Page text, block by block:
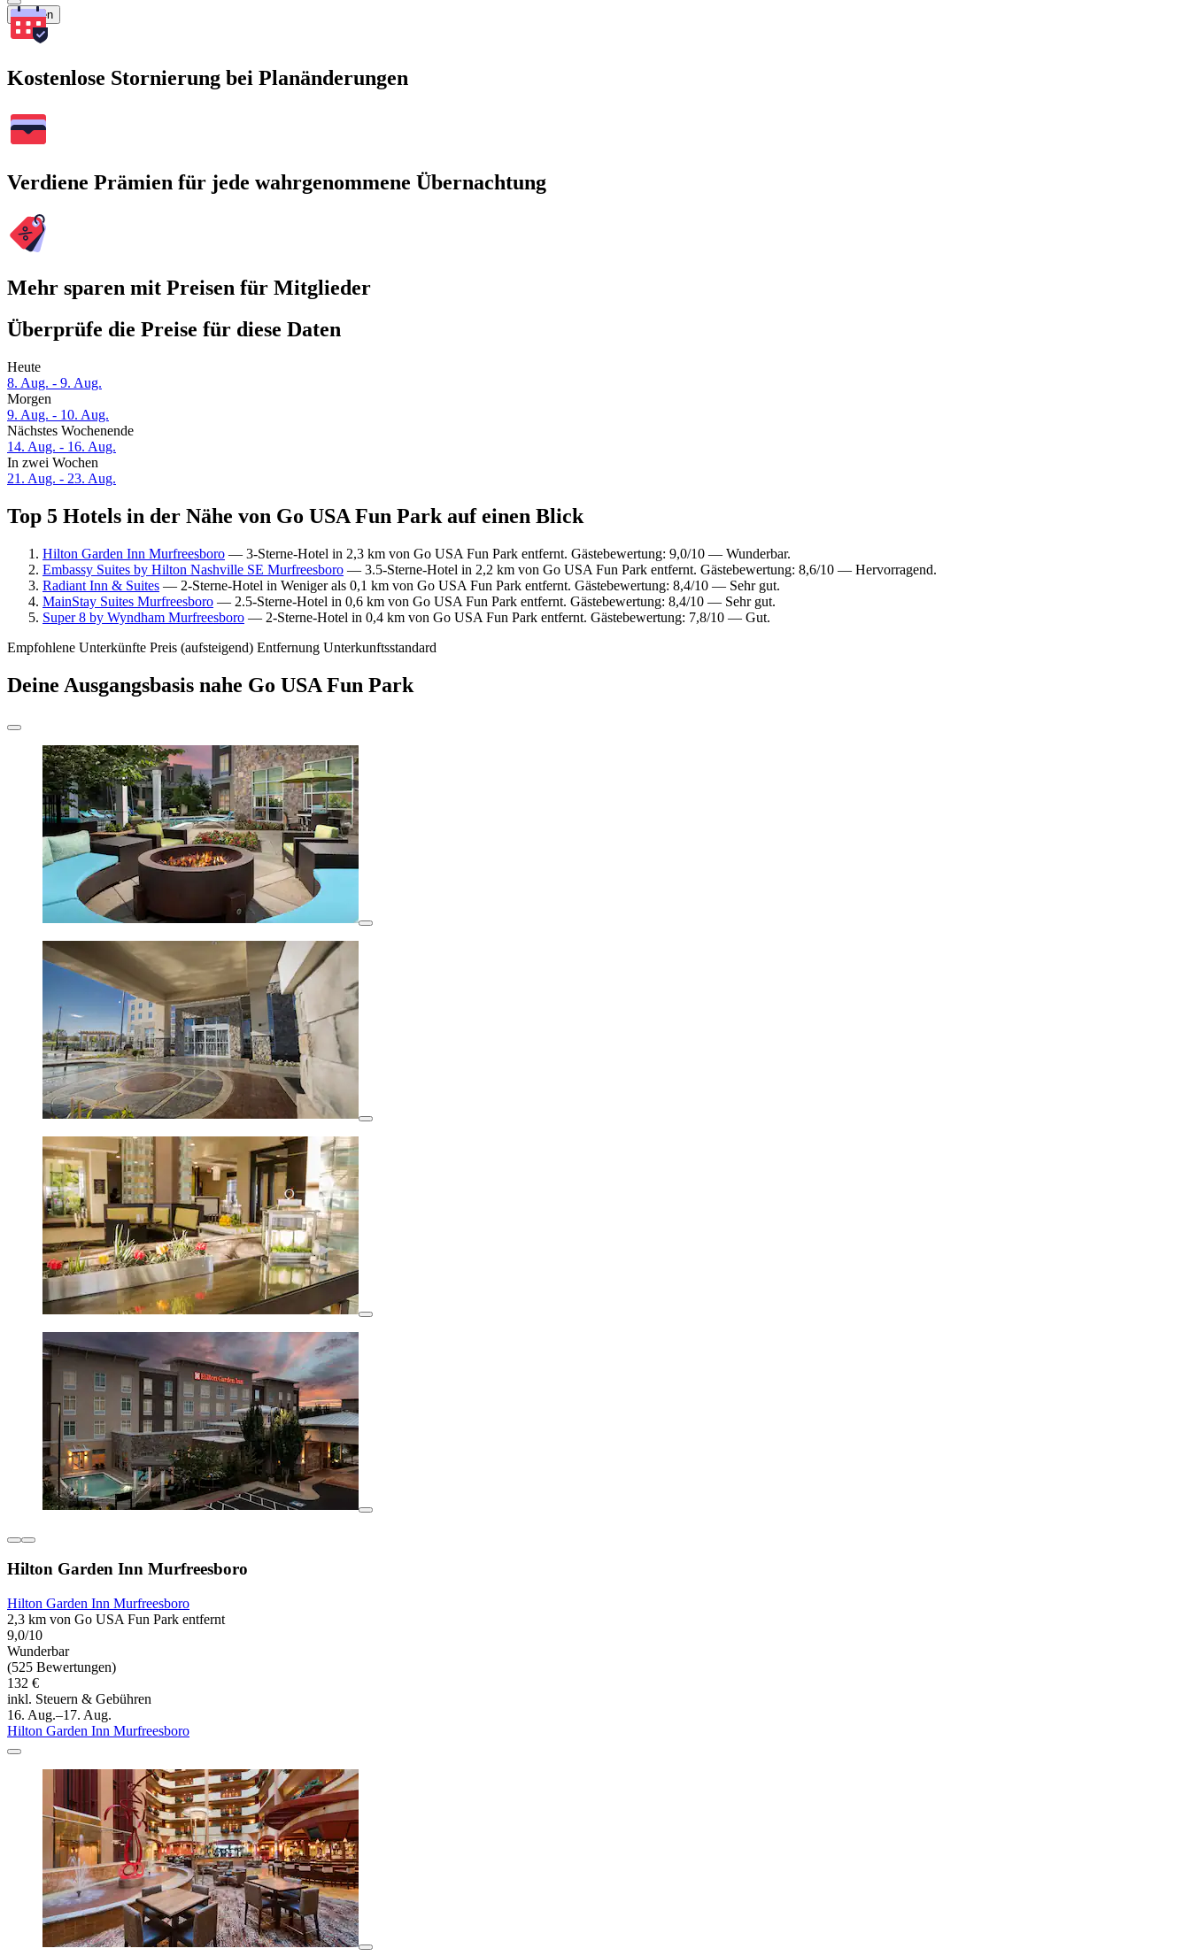
Suchen
Kostenlose Stornierung bei Planänderungen
Verdiene Prämien für jede wahrgenommene Übernachtung
Mehr sparen mit Preisen für Mitglieder
Überprüfe die Preise für diese Daten
Heute
8. Aug. - 9. Aug.
Morgen
9. Aug. - 10. Aug.
Nächstes Wochenende
14. Aug. - 16. Aug.
In zwei Wochen
21. Aug. - 23. Aug.
Top 5 Hotels in der Nähe von Go USA Fun Park auf einen Blick
Hilton Garden Inn Murfreesboro — 3-Sterne-Hotel in 2,3 km von Go USA Fun Park entfernt. Gästebewertung: 9,0/10 — Wunderbar.
Embassy Suites by Hilton Nashville SE Murfreesboro — 3.5-Sterne-Hotel in 2,2 km von Go USA Fun Park entfernt. Gästebewertung: 8,6/10 — Hervorragend.
Radiant Inn & Suites — 2-Sterne-Hotel in Weniger als 0,1 km von Go USA Fun Park entfernt. Gästebewertung: 8,4/10 — Sehr gut.
MainStay Suites Murfreesboro — 2.5-Sterne-Hotel in 0,6 km von Go USA Fun Park entfernt. Gästebewertung: 8,4/10 — Sehr gut.
Super 8 by Wyndham Murfreesboro — 2-Sterne-Hotel in 0,4 km von Go USA Fun Park entfernt. Gästebewertung: 7,8/10 — Gut.
Empfohlene Unterkünfte Preis (aufsteigend) Entfernung Unterkunftsstandard
Deine Ausgangsbasis nahe Go USA Fun Park
Hilton Garden Inn Murfreesboro
Hilton Garden Inn Murfreesboro
2,3 km von Go USA Fun Park entfernt
9,0/10
Wunderbar
(525 Bewertungen)
132 €
inkl. Steuern & Gebühren
16. Aug.–17. Aug.
Hilton Garden Inn Murfreesboro